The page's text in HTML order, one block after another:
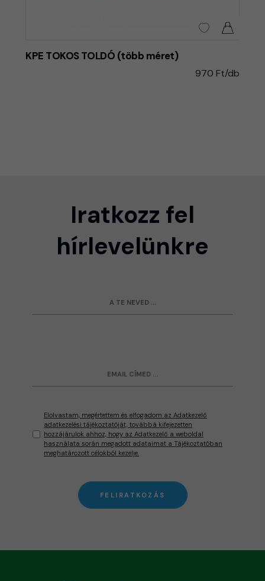
KPE TOKOS TOLDÓ (több méret)
970 Ft/db
Iratkozz fel
hírlevelünkre
Elolvastam, megértettem és elfogadom az Adatkezelő
adatkezelési tájékoztatóját, továbbá kifejezetten
hozzájárulok ahhoz, hogy az Adatkezelő a weboldal
használata során megadott adataimat a Tájékoztatóban
meghatározott célokból kezelje.
FELIRATKOZÁS